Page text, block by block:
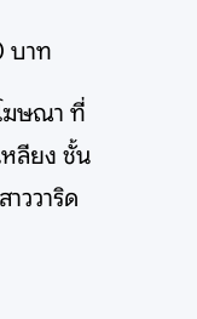
บาท
ฆษณา ที่
ลียง ชั้น
ววาริด